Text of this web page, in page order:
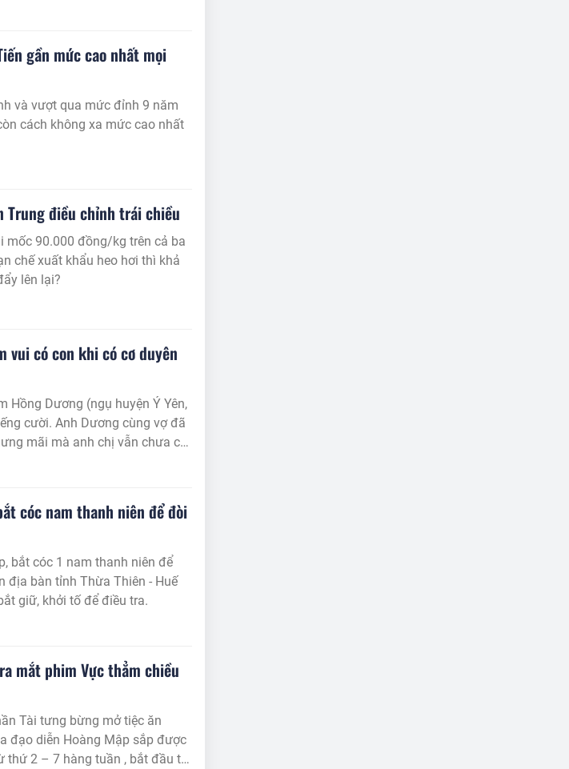
gần mức cao nhất mọi
và vượt qua mức đỉnh 9 năm
cách không xa mức cao nhất
Trung điều chỉnh trái chiều
mốc 90.000 đồng/kg trên cả ba
chế xuất khẩu heo hơi thì khả
lên lại?
vui có con khi có cơ duyên
Hồng Dương (ngụ huyện Ý Yên,
cười. Anh Dương cùng vợ đã
mãi mà anh chị vẫn chưa có
cóc nam thanh niên để đòi
bắt cóc 1 nam thanh niên để
địa bàn tỉnh Thừa Thiên - Huế
giữ, khởi tố để điều tra.
mắt phim Vực thẳm chiều
Tài tưng bừng mở tiệc ăn
đạo diễn Hoàng Mập sắp được
thứ 2 – 7 hàng tuần , bắt đầu từ